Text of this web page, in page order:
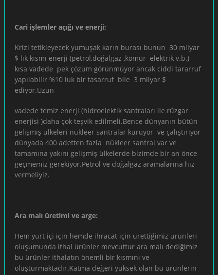
Cari işlemler açığı ve enerji:
Krizi tetikleyecek yumuşak karın burası bunun 30 milyar
$ lık kısmı enerji (petrol,doğalgaz ,kömür elektrik v.b.)
kısa vadede pek çözüm görünmüyor ancak ciddi tararruf
yapılabilir %10 luk bir tasarruf bile 3 milyar $
ediyor.Uzun
vadede temiz enerji (hidroelektik santraları ile rüzgar
enerjisi )daha çok teşvik edilmeli.Bence dünyanın bütün
gelişmiş ülkeleri nükleer santralar kuruyor ve çalıştırıyor
dünyada 400 adetten fazla nükleer santral var ve
tamamına yakını gelişmiş ülkelerde bizimde bir an önce
geçmemiz gerekiyor.Petrol ve doğalgaz aramalarına hız
vermeliyiz.
Ara malı üretimi ve arge:
Hem yurt içi için hemde ihracat için ürettiğimiz ürünleri
oluşumunda ithal ürünler mevcuttur ara malı dediğimiz
bu ürünler ithalatın önemli bir kısmını ve
oluşturmaktadır.Katma değeri yüksek olan bu ürünlerin